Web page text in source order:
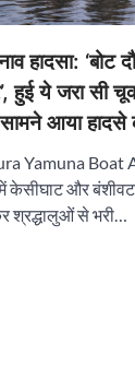
हादसा: ‘बोट
हुई ये जरा सी
आया हादसे
Yamuna Boat
केसीघाट और
श्रद्धालुओं से भरी…